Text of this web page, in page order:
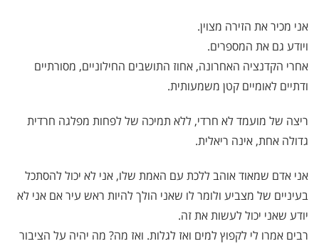
אני מכיר את הזירה מצוין.
ויודע גם את המספרים.
אחרי הקדנציה האחרונה, אחוז התושבים החילוניים, מסורתיים
ודתיים לאומיים קטן משמעותית.
ריצה של מועמד לא חרדי, ללא תמיכה של לפחות מפלגה חרדית
גדולה אחת, אינה ריאלית.
אני אדם שמאוד אוהב ללכת עם האמת שלו, אני לא יכול להסתכל
בעיניים של מצביע ולומר לו שאני הולך להיות ראש עיר אם אני לא
יודע שאני יכול לעשות את זה.
רבים אמרו לי לקפוץ למים ואז לגלות. ואז מה? מה יהיה על הציבור